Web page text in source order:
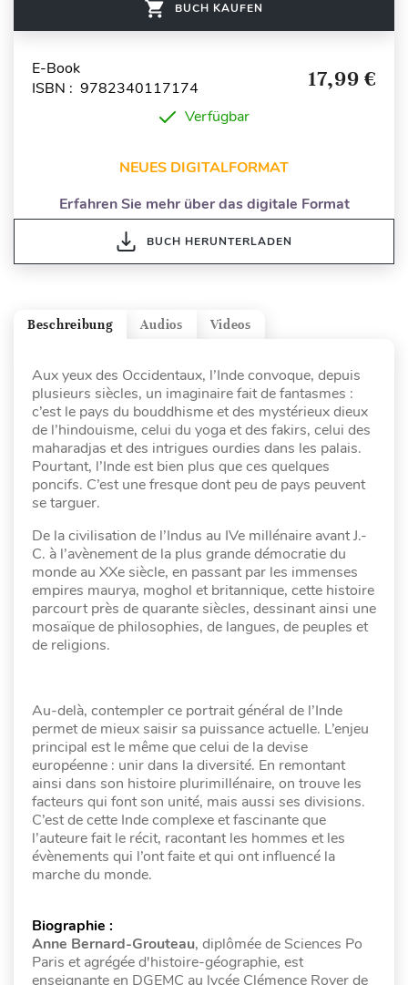
BUCH KAUFEN
E-Book
ISBN : 9782340117174
17,99 €
Verfügbar
NEUES DIGITALFORMAT
Erfahren Sie mehr über das digitale Format
BUCH HERUNTERLADEN
Videos
Audios
Beschreibung
Aux yeux des Occidentaux, l’Inde convoque, depuis
plusieurs siècles, un imaginaire fait de fantasmes :
c’est le pays du bouddhisme et des mystérieux dieux
de l’hindouisme, celui du yoga et des fakirs, celui des
maharadjas et des intrigues ourdies dans les palais.
Pourtant, l’Inde est bien plus que ces quelques
poncifs. C’est une fresque dont peu de pays peuvent
se targuer.
De la civilisation de l’Indus au IVe millénaire avant J.-
C. à l’avènement de la plus grande démocratie du
monde au XXe siècle, en passant par les immenses
empires maurya, moghol et britannique, cette histoire
parcourt près de quarante siècles, dessinant ainsi une
mosaïque de philosophies, de langues, de peuples et
de religions.
Au-delà, contempler ce portrait général de l’Inde
permet de mieux saisir sa puissance actuelle. L’enjeu
principal est le même que celui de la devise
européenne : unir dans la diversité. En remontant
ainsi dans son histoire plurimillénaire, on trouve les
facteurs qui font son unité, mais aussi ses divisions.
C’est de cette Inde complexe et fascinante que
l’auteure fait le récit, racontant les hommes et les
évènements qui l’ont faite et qui ont influencé la
marche du monde.
Biographie :
Anne Bernard-Grouteau, diplômée de Sciences Po
Paris et agrégée d'histoire-géographie, est
enseignante en DGEMC au lycée Clémence Royer de